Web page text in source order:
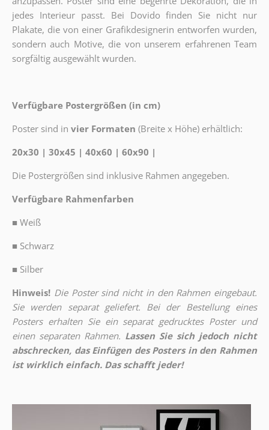
jedes Interieur passt. Bei Dovido finden Sie nicht nur
Plakate, die von einer Grafikdesignerin entworfen wurden,
sondern auch Motive, die von unserem erfahrenen Team
sorgfältig ausgewählt wurden.
Verfügbare Postergrößen (in cm)
Poster sind in vier Formaten (Breite x Höhe) erhältlich:
20x30 | 30x45 | 40x60 | 60x90 |
Die Postergrößen sind inklusive Rahmen angegeben.
Verfügbare Rahmenfarben
■ Weiß
■ Schwarz
■ Silber
Hinweis! Die Poster sind nicht in den Rahmen eingebaut.
Sie werden separat geliefert. Bei der Bestellung eines
Posters erhalten Sie ein separat gedrucktes Poster und
einen separaten Rahmen. Lassen Sie sich jedoch nicht
abschrecken, das Einfügen des Posters in den Rahmen
ist wirklich einfach. Das schafft jeder!